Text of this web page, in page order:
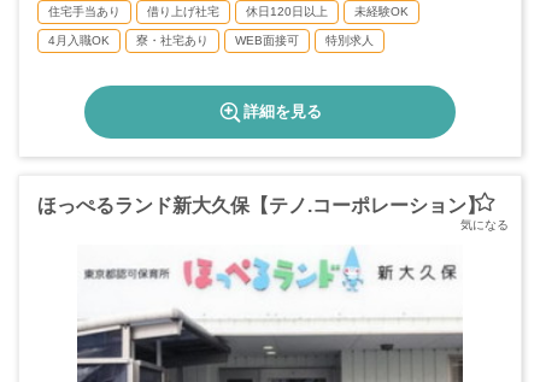
◇慶弔休暇
◇育児・介護休暇
住宅手当あり 借り上げ社宅 休日120日以上 未経験OK
4月入職OK 寮・社宅あり WEB面接可 特別求人
詳細を見る
ほっぺるランド新大久保【テノ.コーポレーション】